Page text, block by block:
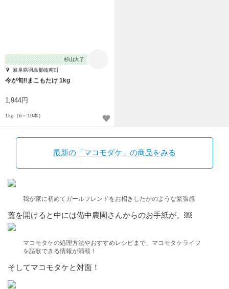
杉山大了
岐阜県羽島郡岐南町
今が旬‼︎まこもたけ 1kg
1,944円
1kg（6～10本）
最新の「マコモダケ」の商品をみる
我が家に初めてガールフレンドをお招きしたかのような緊張感
蓋を開けると中には備中農園さんからのお手紙が。￼
マコモタケの処理方法やおすすめレシピまで、マコモタケライフ
を謳歌できる情報が満載！
そしてマコモタケと対面！